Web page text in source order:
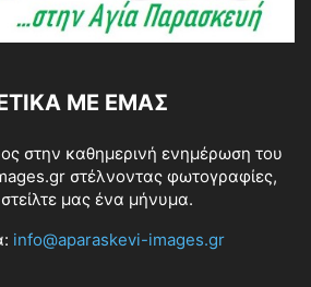
ΜΕ ΕΜΆΣ
στην καθημερινή ενημέρωση του
στέλνοντας φωτογραφίες,
μας ένα μήνυμα.
info@aparaskevi-images.gr